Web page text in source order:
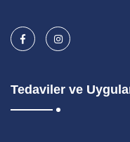
Tedaviler ve